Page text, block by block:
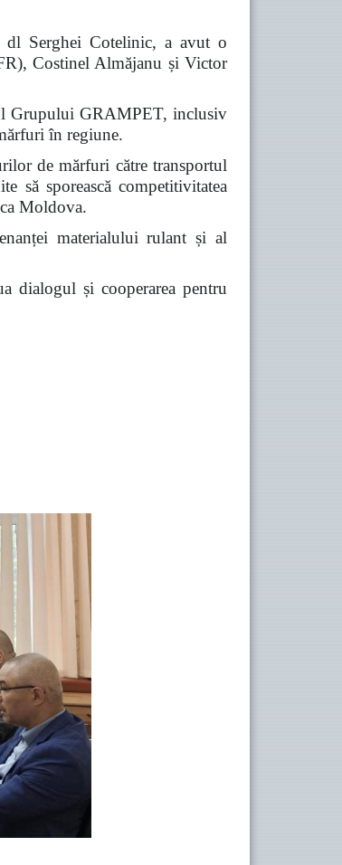
dl Serghei Cotelinic, a avut o
Costinel Almăjanu și Victor
Grupului GRAMPET, inclusiv
în regiune.
de mărfuri către transportul
să sporească competitivitatea
Moldova.
materialului rulant și al
dialogul și cooperarea pentru